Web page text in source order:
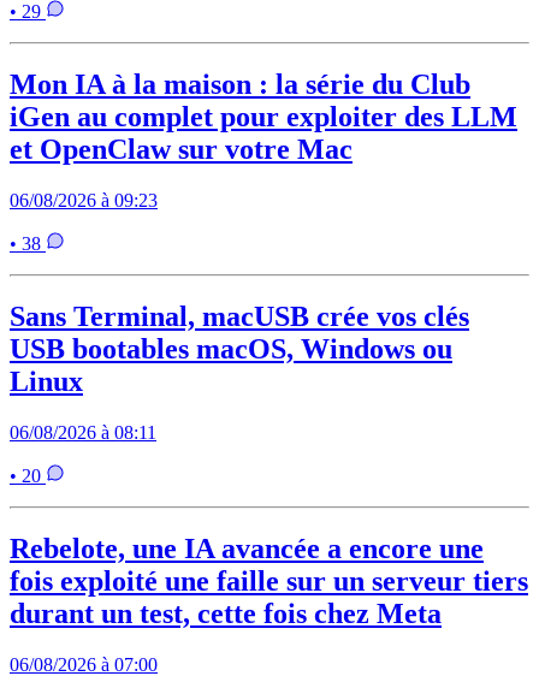
• 29
Mon IA à la maison : la série du Club
iGen au complet pour exploiter des LLM
et OpenClaw sur votre Mac
06/08/2026 à 09:23
• 38
Sans Terminal, macUSB crée vos clés
USB bootables macOS, Windows ou
Linux
06/08/2026 à 08:11
• 20
Rebelote, une IA avancée a encore une
fois exploité une faille sur un serveur tiers
durant un test, cette fois chez Meta
06/08/2026 à 07:00